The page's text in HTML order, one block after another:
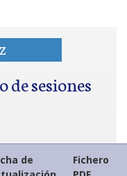
de sesiones
de
Fichero